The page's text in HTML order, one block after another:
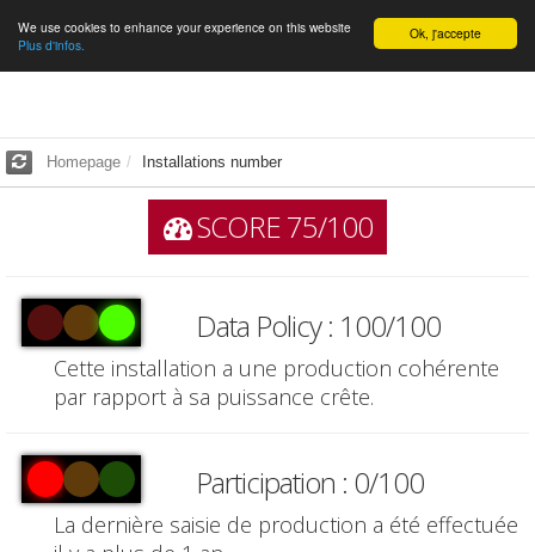
English Ok, j'accepte
We use cookies to enhance your experience on this website
Plus d'infos.
Homepage Installations number
SCORE 75/100
Data Policy : 100/100
Cette installation a une production cohérente
par rapport à sa puissance crête.
Participation : 0/100
La dernière saisie de production a été effectuée